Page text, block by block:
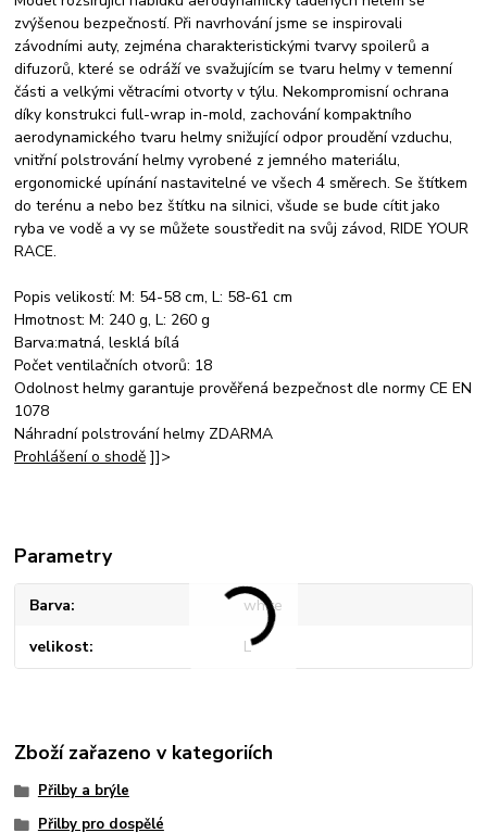
zvýšenou bezpečností. Při navrhování jsme se inspirovali
závodními auty, zejména charakteristickými tvarvy spoilerů a
difuzorů, které se odráží ve svažujícím se tvaru helmy v temenní
části a velkými větracími otvorty v týlu. Nekompromisní ochrana
díky konstrukci full-wrap in-mold, zachování kompaktního
aerodynamického tvaru helmy snižující odpor proudění vzduchu,
vnitřní polstrování helmy vyrobené z jemného materiálu,
ergonomické upínání nastavitelné ve všech 4 směrech. Se štítkem
do terénu a nebo bez štítku na silnici, všude se bude cítit jako
ryba ve vodě a vy se můžete soustředit na svůj závod, RIDE YOUR
RACE.
Popis velikostí: M: 54-58 cm, L: 58-61 cm
Hmotnost: M: 240 g, L: 260 g
Barva:matná, lesklá bílá
Počet ventilačních otvorů: 18
Odolnost helmy garantuje prověřená bezpečnost dle normy CE EN
1078
Náhradní polstrování helmy ZDARMA
Prohlášení o shodě ]]>
Parametry
Barva white
velikost L
Zboží zařazeno v kategoriích
Přilby a brýle
Přilby pro dospělé